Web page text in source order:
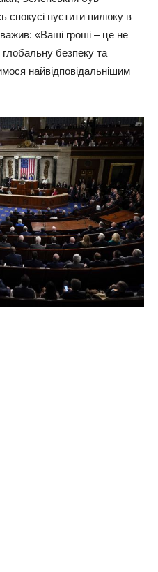
спокусі пустити пилюку в
«Ваші гроші – це не
глобальну безпеку та
найвідповідальнішим